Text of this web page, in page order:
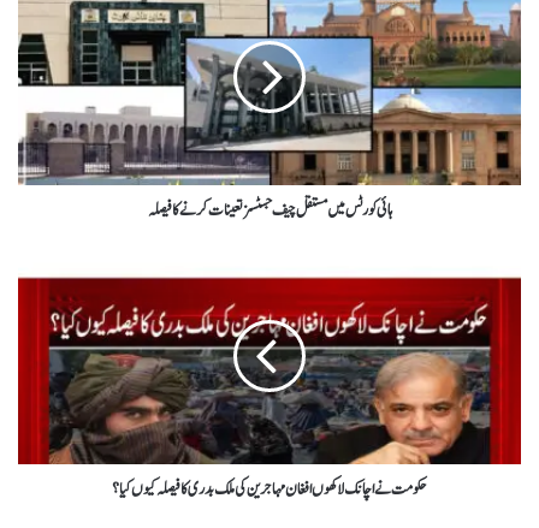
ہائی کورٹس میں مستقل چیف جسٹسز تعینات کرنے کا فیصلہ
حکومت نے اچانک لاکھوں افغان مہاجرین کی ملک بدری کا فیصلہ کیوں کیا ؟